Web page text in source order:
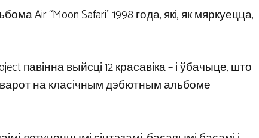
Air “Moon Safari” 1998 года, які, як мяркуецца,
павінна выйсці 12 красавіка – і ўбачыце, што
на класічным дэбютным альбоме